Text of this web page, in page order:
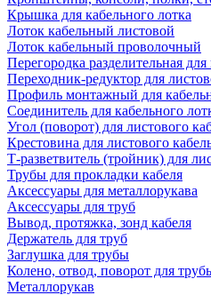
Крышка для кабельного лотка
Лоток кабельный листовой
Лоток кабельный проволочный
Перегородка разделительная для
Переходник-редуктор для
Профиль монтажный для
Соединитель для кабельного
Угол (поворот) для листового
Крестовина для листового
Т-разветвитель (тройник) для
Трубы для прокладки кабеля
Аксессуары для металлорукава
Аксессуары для труб
Вывод, протяжка, зонд кабеля
Держатель для труб
Заглушка для трубы
Колено, отвод, поворот для
Металлорукав